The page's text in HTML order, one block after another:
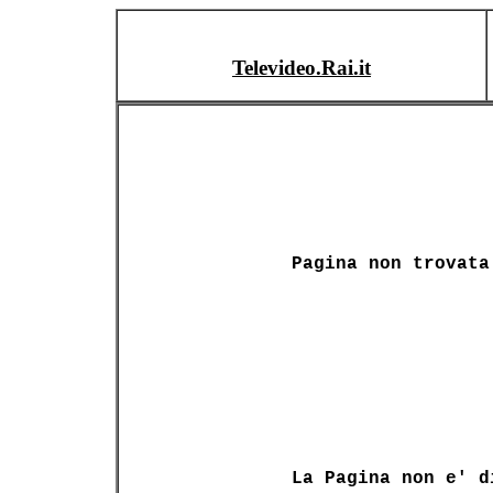
Televideo.Rai.it
Pagina non trovata
La Pagina non e'